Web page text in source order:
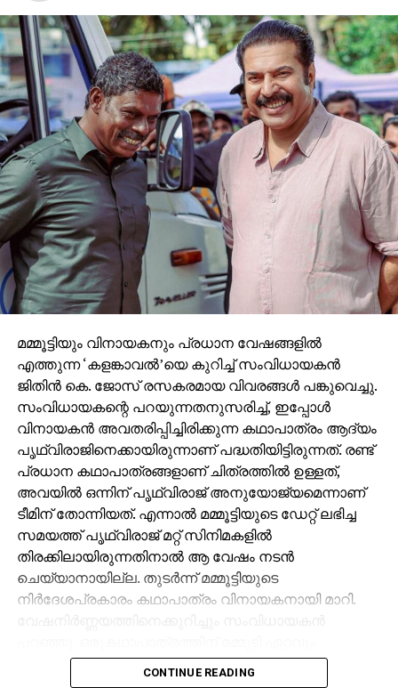
മമ്മൂട്ടിയും വിനായകനും പ്രധാന വേഷങ്ങളില്‍
എത്തുന്ന ‘കളങ്കാവല്‍’യെ കുറിച്ച് സംവിധായകന്‍
ജിതിന്‍ കെ. ജോസ് രസകരമായ വിവരങ്ങള്‍ പങ്കുവെച്ചു.
സംവിധായകന്റെ പറയുന്നതനുസരിച്ച്, ഇപ്പോള്‍
വിനായകന്‍ അവതരിപ്പിച്ചിരിക്കുന്ന കഥാപാത്രം ആദ്യം
പൃഥ്വിരാജിനെക്കായിരുന്നാണ് പദ്ധതിയിട്ടിരുന്നത്. രണ്ട്
പ്രധാന കഥാപാത്രങ്ങളാണ് ചിത്രത്തില്‍ ഉള്ളത്,
അവയില്‍ ഒന്നിന് പൃഥ്വിരാജ് അനുയോജ്യമെന്നാണ്
ടീമിന് തോന്നിയത്. എന്നാല്‍ മമ്മൂട്ടിയുടെ ഡേറ്റ് ലഭിച്ച
സമയത്ത് പൃഥ്വിരാജ് മറ്റ് സിനിമകളില്‍
തിരക്കിലായിരുന്നതിനാല്‍ ആ വേഷം നടന്‍
ചെയ്യാനായില്ല. തുടര്‍ന്ന് മമ്മൂട്ടിയുടെ
നിര്‍ദേശപ്രകാരം കഥാപാത്രം വിനായകനായി മാറി.
അനുയോജ്യനാണെന്ന് തോന്നിയതിനാല്‍
CONTINUE READING